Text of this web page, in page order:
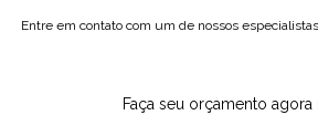
Entre em contato com um de nossos
Faça seu orçamento